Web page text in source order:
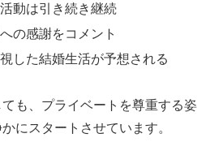
動は引き続き継続
の感謝をコメント
した結婚生活が予想される
も、プライベートを尊重する姿
にスタートさせています。